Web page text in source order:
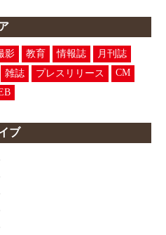
影 教育 情報誌
月刊誌
雑誌 プレスリリース
CM
ブ